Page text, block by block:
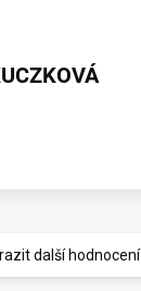
další hodnocení